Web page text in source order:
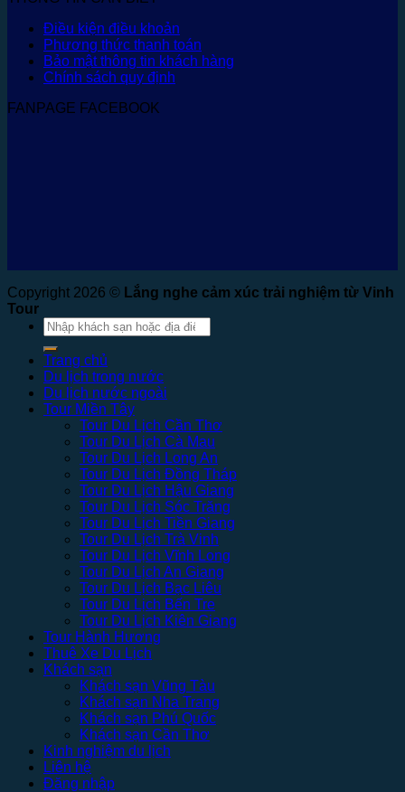
Điều kiện điều khoản
Phương thức thanh toán
Bảo mật thông tin khách hàng
Chính sách quy định
FANPAGE FACEBOOK
Copyright 2026 © Lắng nghe cảm xúc trải nghiệm từ Vinh
Tour
Tìm
kiếm:
Trang chủ
Du lịch trong nước
Du lịch nước ngoài
Tour Miền Tây
Tour Du Lịch Cần Thơ
Tour Du Lịch Cà Mau
Tour Du Lịch Long An
Tour Du Lịch Đồng Tháp
Tour Du Lịch Hậu Giang
Tour Du Lịch Sóc Trăng
Tour Du Lịch Tiền Giang
Tour Du Lịch Trà Vinh
Tour Du Lịch Vĩnh Long
Tour Du Lịch An Giang
Tour Du Lịch Bạc Liêu
Tour Du Lịch Bến Tre
Tour Du Lịch Kiên Giang
Tour Hành Hương
Thuê Xe Du Lịch
Khách sạn
Khách sạn Vũng Tàu
Khách sạn Nha Trang
Khách sạn Phú Quốc
Khách sạn Cần Thơ
Kinh nghiệm du lịch
Liên hệ
Đăng nhập